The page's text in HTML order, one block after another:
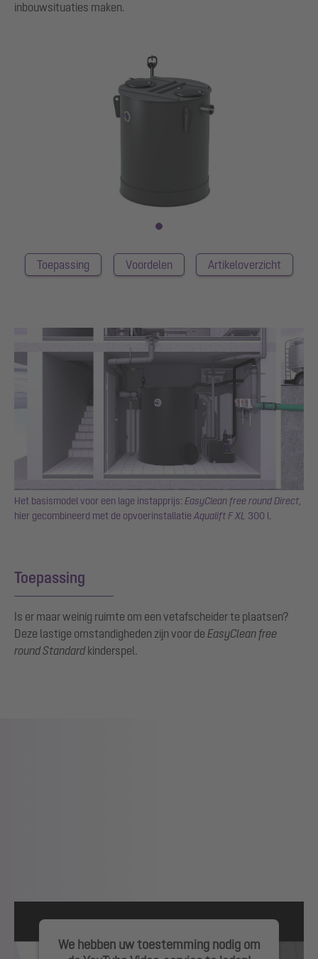
inbouwsituaties maken.
Toepassing Voordelen Artikeloverzicht
Het basismodel voor een lage instapprijs: EasyClean free round Direct
hier gecombineerd met de opvoerinstallatieAqualift F XL 300 l.
Toepassing
Is er maar weinig ruimte om een vetafscheider te plaatsen?
Deze lastige omstandigheden zijn voor de EasyClean free
round Standard kinderspel.
We hebben uw toestemming nodig om